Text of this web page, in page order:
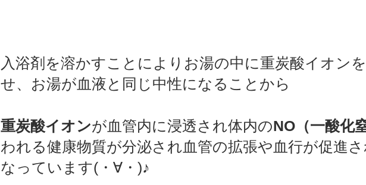
入浴剤を溶かすことによりお湯の中に重炭酸イオン
せ、お湯が血液と同じ中性になることから
重炭酸イオンが血管内に浸透され体内のNO（一酸化
われる健康物質が分泌され血管の拡張や血行が促進
なっています(・∀・)♪